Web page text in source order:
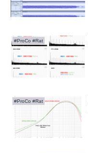
#ProCo #Rat
#ProCo #Rat